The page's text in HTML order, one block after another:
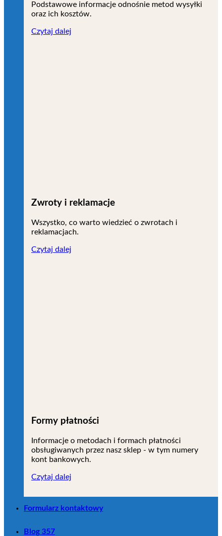
Podstawowe informacje odnośnie metod wysyłki
oraz ich kosztów.
Czytaj dalej
Zwroty i reklamacje
Wszystko, co warto wiedzieć o zwrotach i
reklamacjach.
Czytaj dalej
Formy płatności
Informacje o metodach i formach płatności
obsługiwanych przez nasz sklep - w tym numery
kont bankowych.
Czytaj dalej
Formularz kontaktowy
Blog 357